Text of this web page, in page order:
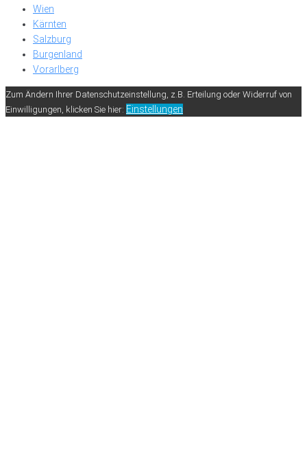
Wien
Kärnten
Salzburg
Burgenland
Vorarlberg
Zum Ändern Ihrer Datenschutzeinstellung, z.B. Erteilung oder Widerruf von
Einwilligungen, klicken Sie hier: Einstellungen